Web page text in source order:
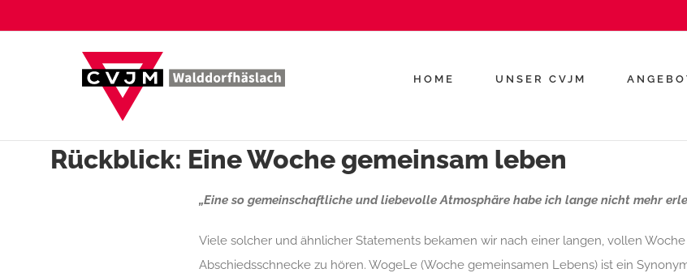
Inhalt
HOME UNSER CVJM
Rückblick: Eine Woche gemeinsam leben
„Eine so gemeinschaftliche und liebevolle Atmosphäre habe ich lange nicht mehr
Viele solcher und ähnlicher Statements bekamen wir nach einer langen, vollen
Abschiedsschnecke zu hören. WogeLe (Woche gemeinsamen Lebens) ist ein